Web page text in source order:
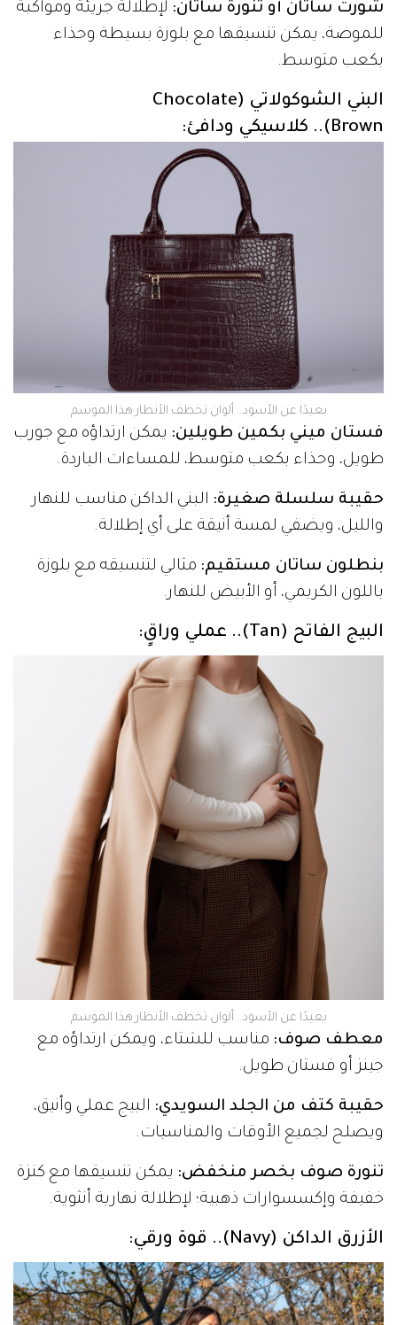
شورت ساتان أو تنورة ساتان: لإطلالة جريئة ومواكبة
للموضة، يمكن تنسيقها مع بلوزة بسيطة وحذاء
بكعب متوسط.
البني الشوكولاتي (Chocolate
Brown).. كلاسيكي ودافئ:
بعيدًا عن الأسود.. ألوان تخطف الأنظار هذا الموسم
فستان ميني بكمين طويلين: يمكن ارتداؤه مع جورب
طويل، وحذاء بكعب متوسط، للمساءات الباردة.
حقيبة سلسلة صغيرة: البني الداكن مناسب للنهار
والليل، ويضفي لمسة أنيقة على أي إطلالة.
بنطلون ساتان مستقيم: مثالي لتنسيقه مع بلوزة
باللون الكريمي، أو الأبيض للنهار.
البيج الفاتح (Tan).. عملي وراقٍ:
بعيدًا عن الأسود.. ألوان تخطف الأنظار هذا الموسم
معطف صوف: مناسب للشتاء، ويمكن ارتداؤه مع
جينز أو فستان طويل.
حقيبة كتف من الجلد السويدي: البيج عملي وأنيق،
ويصلح لجميع الأوقات والمناسبات.
تنورة صوف بخصر منخفض: يمكن تنسيقها مع كنزة
خفيفة وإكسسوارات ذهبية؛ لإطلالة نهارية أنثوية.
الأزرق الداكن (Navy).. قوة ورقي: